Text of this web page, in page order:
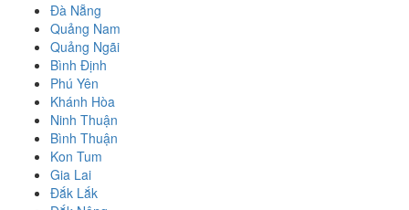
Đà Nẵng
Quảng Nam
Quảng Ngãi
Bình Định
Phú Yên
Khánh Hòa
Ninh Thuận
Bình Thuận
Kon Tum
Gia Lai
Đắk Lắk